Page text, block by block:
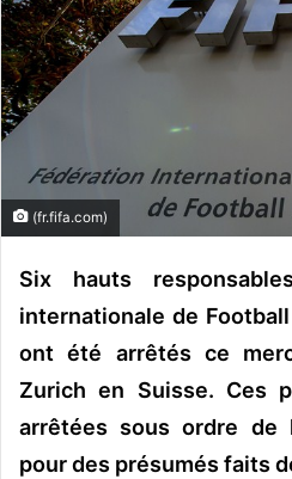
y
e
r
o
u
r
r
e
l
(fr.fifa.com)
Six hauts
internationale de
ont été arrêtés ce
Zurich en Suisse. Ces
arrêtées sous ordre de
pour des présumés faits